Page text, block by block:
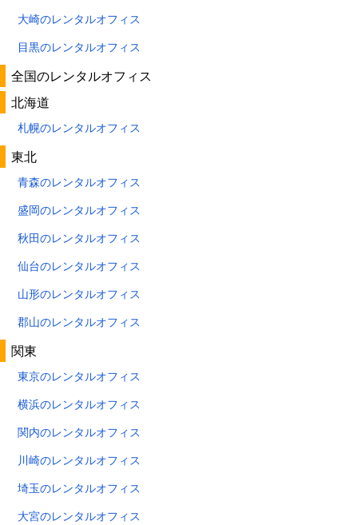
大崎のレンタルオフィス
目黒のレンタルオフィス
全国のレンタルオフィス
北海道
札幌のレンタルオフィス
東北
青森のレンタルオフィス
盛岡のレンタルオフィス
秋田のレンタルオフィス
仙台のレンタルオフィス
山形のレンタルオフィス
郡山のレンタルオフィス
関東
東京のレンタルオフィス
横浜のレンタルオフィス
関内のレンタルオフィス
川崎のレンタルオフィス
埼玉のレンタルオフィス
大宮のレンタルオフィス